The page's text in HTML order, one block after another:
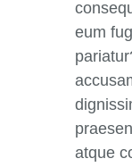
eum
atque